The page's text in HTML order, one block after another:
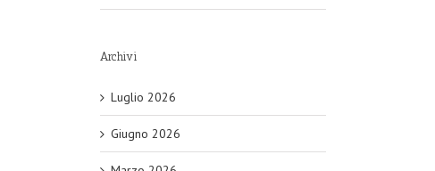
Archivi
Luglio 2026
Giugno 2026